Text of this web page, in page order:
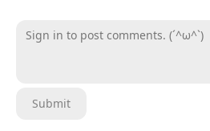
Submit